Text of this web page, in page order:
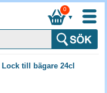
▼
0
Lock till bägare 24cl